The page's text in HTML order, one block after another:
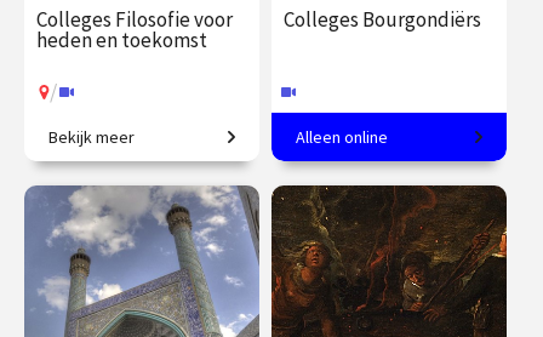
Colleges Filosofie voor
heden en toekomst
/
Wat betekent ethische
verantwoordelijkheid in een
tijd van technologische
innovatie?
€ 345.00
vanaf 22
sep.
/ Op locatie of online
Bekijk meer
Colleges Bourgondiërs
Hoogtij van de kunst in de
Lage Landen.
€ 217.00
vanaf 22
sep.
Online
Alleen online